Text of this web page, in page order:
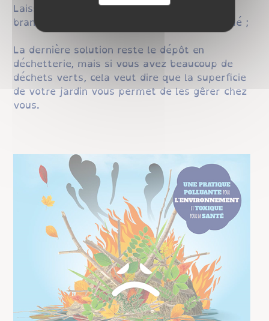
Laisser sécher entre 6 mois et 1 an les
branches pour allumer un poêle à bois fermé ;
La dernière solution reste le dépôt en
déchetterie, mais si vous avez beaucoup de
déchets verts, cela veut dire que la superficie
de votre jardin vous permet de les gêrer chez
vous.